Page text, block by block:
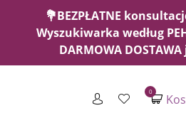
💐BEZPŁATNE
Wyszukiwarka według
DARMOWA DOSTAWA
0